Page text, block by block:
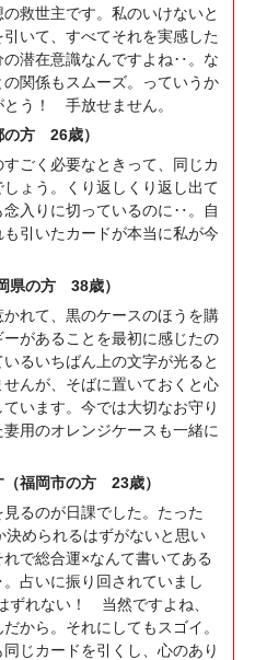
救世主です。私のいけないと
いて、すべてそれを実感した
潜在意識なんですよね‥。な
関係もスムーズ。っていうか
う！ 手放せません。
の方 26歳）
ごく必要なときって、同じカ
ょう。くり返しくり返し出て
念入りに切っているのに‥。自
引いたカードが本当に私が今
県の方 38歳）
れて、黒のケースのほうを購
があることを最初に感じたの
るいちばん上の文字が光ると
んが、そばに置いておくと心
います。今では大切なお守り
用のオレンジケースも一緒に
（福岡市の方 23歳）
るのが日課でした。たった
められるはずがないと思い
で総合運×なんて書いてある
占いに振り回されていまし
ずれない！ 当然ですよね、
から。それにしてもスゴイ。
じカードを引くし、心のあり